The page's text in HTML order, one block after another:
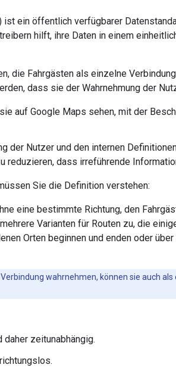
ist ein öffentlich verfügbarer
hilft, ihre Daten in einem
die Fahrgästen als einzelne
dass sie der Wahrnehmung der
auf Google Maps sehen, mit der
der Nutzer und den internen
reduzieren, dass irreführende
Sie die Definition verstehen:
eine bestimmte Richtung, den
Varianten für Routen zu, die
Orten beginnen und enden oder
wahrnehmen, können sie auch
daher zeitunabhängig.